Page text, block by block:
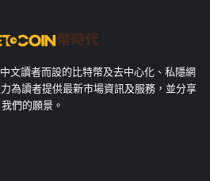
文讀者而設的比特幣及去中心化、私隱網
為讀者提供最新市場資訊及服務，並分享
我們的願景。